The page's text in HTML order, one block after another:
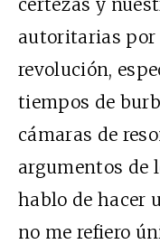
certezas y
autoritarias por
revolución,
tiempos de
cámaras de
argumentos de
hablo de hacer
no me refiero